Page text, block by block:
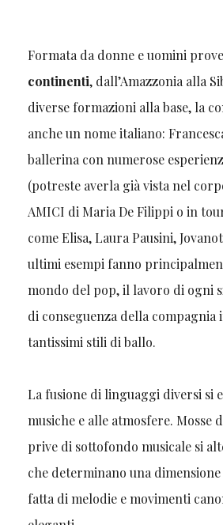
Formata da donne e uomini
continenti, dall’Amazzonia alla
diverse formazioni alla base, la
anche un nome italiano:
ballerina con numerose
(potreste averla già vista nel
AMICI di Maria De Filippi o in
come Elisa, Laura Pausini,
ultimi esempi fanno
mondo del pop, il lavoro di ogni
di conseguenza della compagnia
tantissimi stili di ballo.
La fusione di linguaggi diversi si
musiche e alle atmosfere. Mosse
prive di sottofondo musicale si
che determinano una dimensione
fatta di melodie e movimenti